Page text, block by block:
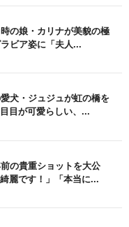
の娘・カリナが美貌の極
ビア姿に「夫人...
犬・ジュジュが虹の橋を
目が可愛らしい、...
の貴重ショットを大公
麗です！」「本当に...